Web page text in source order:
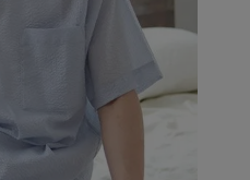
トレッチ 起毛/フランネル
ルームウェア
胸がすけない
羽織・バスロ
安心の日本製